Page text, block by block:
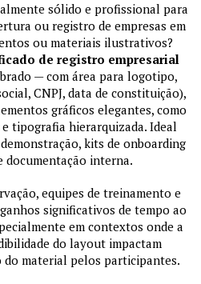
sólido e profissional para
ou registro de empresas em
ou materiais ilustrativos?
de registro empresarial
— com área para logotipo,
CNPJ, data de constituição),
gráficos elegantes, como
tipografia hierarquizada. Ideal
kits de onboarding
interna.
equipes de treinamento e
significativos de tempo ao
em contextos onde a
do layout impactam
do material pelos participantes.